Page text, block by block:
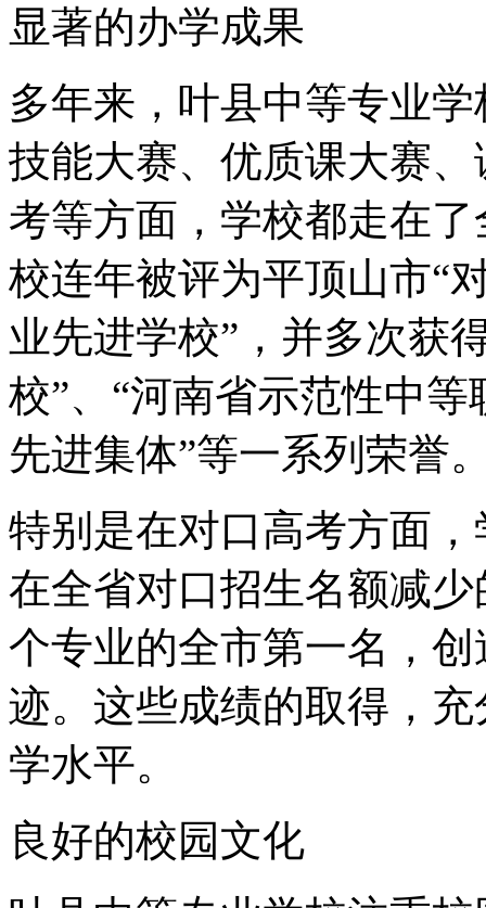
显著的办学成果
多年来，叶县中等专业
技能大赛、优质课大赛
考等方面，学校都走在
校连年被评为平顶山市“
业先进学校”，并多次获
校”、“河南省示范性中
先进集体”等一系列荣誉
特别是在对口高考方面
在全省对口招生名额减
个专业的全市第一名，
迹。这些成绩的取得，
学水平。
良好的校园文化